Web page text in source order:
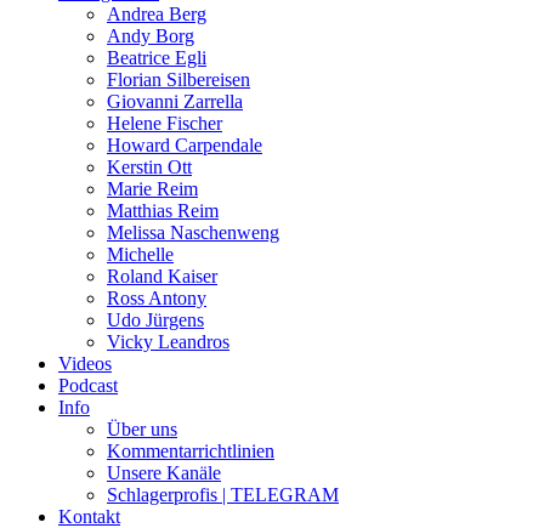
Andrea Berg
Andy Borg
Beatrice Egli
Florian Silbereisen
Giovanni Zarrella
Helene Fischer
Howard Carpendale
Kerstin Ott
Marie Reim
Matthias Reim
Melissa Naschenweng
Michelle
Roland Kaiser
Ross Antony
Udo Jürgens
Vicky Leandros
Videos
Podcast
Info
Über uns
Kommentarrichtlinien
Unsere Kanäle
Schlagerprofis | TELEGRAM
Kontakt